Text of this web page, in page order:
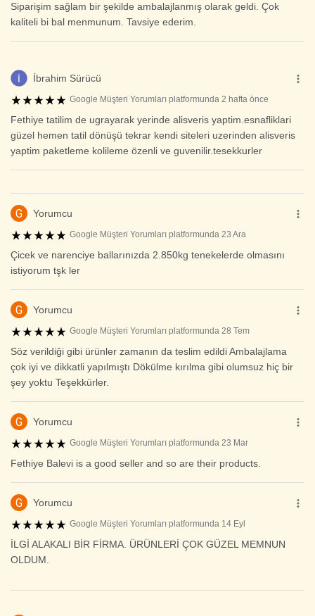
Siparişim sağlam bir şekilde ambalajlanmış olarak geldi. Çok
kaliteli bi bal menmunum. Tavsiye ederim.
İbrahim Sürücü
Google Müşteri Yorumları platformunda 2 hafta önce
Fethiye tatilim de ugrayarak yerinde alisveris yaptim.esnafliklari
güzel hemen tatil dönüşü tekrar kendi siteleri uzerinden alisveris
yaptim paketleme kolileme özenli ve guvenilir.tesekkurler
G Yorumcu
Google Müşteri Yorumları platformunda 23 Ara
Çicek ve narenciye ballarınızda 2.850kg tenekelerde olmasını
istiyorum tşk ler
G Yorumcu
Google Müşteri Yorumları platformunda 28 Tem
Söz verildiği gibi ürünler zamanın da teslim edildi Ambalajlama
çok iyi ve dikkatli yapılmıştı Dökülme kırılma gibi olumsuz hiç bir
şey yoktu Teşekkürler.
G Yorumcu
Google Müşteri Yorumları platformunda 23 Mar
Fethiye Balevi is a good seller and so are their products.
G Yorumcu
Google Müşteri Yorumları platformunda 14 Eyl
İLGİ ALAKALI BİR FİRMA. ÜRÜNLERİ ÇOK GÜZEL MEMNUN
OLDUM.